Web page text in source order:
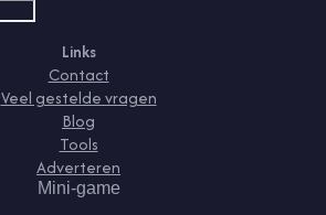
Links
Contact
Veel gestelde vragen
Blog
Tools
Adverteren
Mini-game